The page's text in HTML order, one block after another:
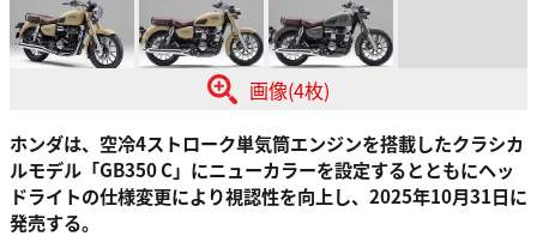
画像(4枚)
ホンダは、空冷4ストローク単気筒エンジンを搭載したクラシカ
ルモデル「GB350 C」にニューカラーを設定するとともにヘッ
ドライトの仕様変更により視認性を向上し、2025年10月31日に
発売する。